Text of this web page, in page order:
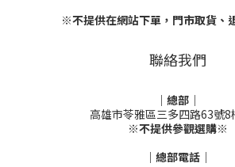
※不提供在網站下單，門市取貨、
聯絡我們
｜總部｜
高雄市苓雅區三多四路63號8
※不提供參觀選購※
｜總部電話｜